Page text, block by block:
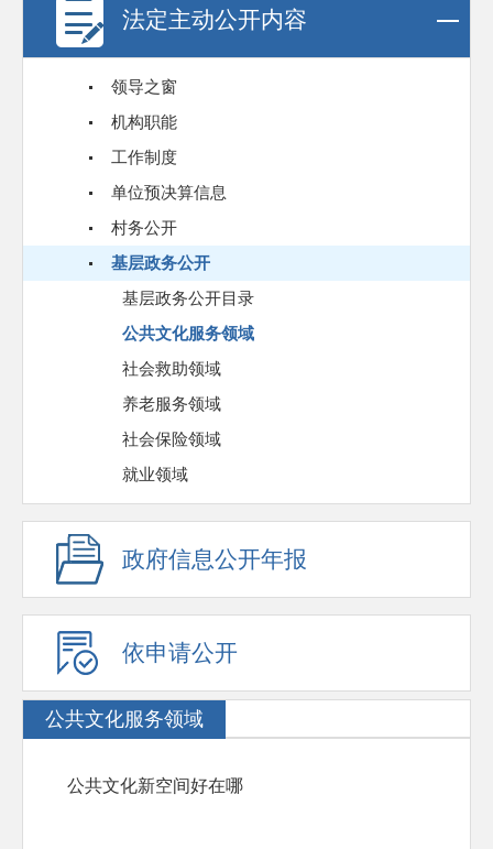
法定主动公开内容
领导之窗
机构职能
工作制度
单位预决算信息
村务公开
基层政务公开
基层政务公开目录
公共文化服务领域
社会救助领域
养老服务领域
社会保险领域
就业领域
政府信息公开年报
依申请公开
公共文化服务领域
公共文化新空间好在哪